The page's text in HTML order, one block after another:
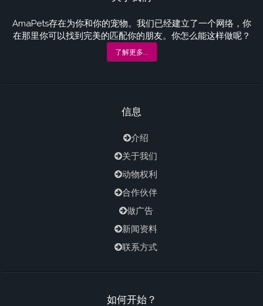
AmaPets存在为你和你的宠物。我们已经建立了一个网络，你
在那里你可以找到完美的匹配你的朋友。你怎么能这样做呢？
了解更多...
信息
介绍
关于我们
动物权利
合作伙伴
做广告
新闻资料
联系方式
如何开始？